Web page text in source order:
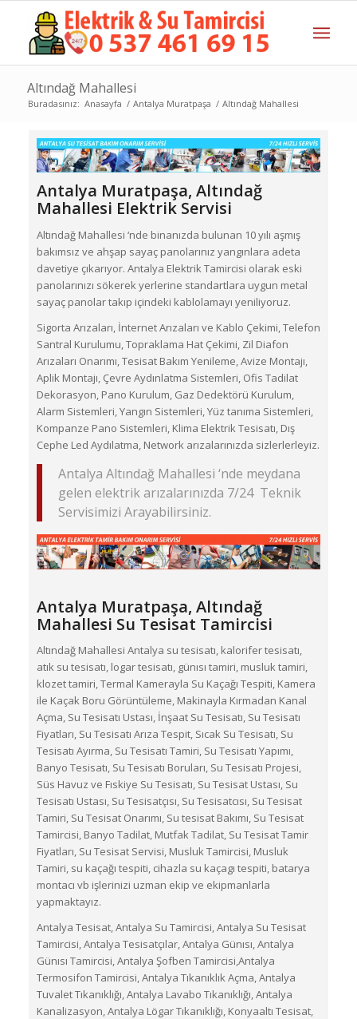
Altındağ Mahallesi
Buradasınız: Anasayfa / Antalya Muratpaşa / Altındağ Mahallesi
Antalya Muratpaşa, Altındağ
Mahallesi Elektrik Servisi
Altındağ Mahallesi ‘nde binanızda bulunan 10 yılı aşmış
bakımsız ve ahşap sayaç panolarınız yangınlara adeta
davetiye çıkarıyor. Antalya Elektrik Tamircisi olarak eski
panolarınızı sökerek yerlerine standartlara uygun metal
sayaç panolar takıp içindeki kablolamayı yeniliyoruz.
Sigorta Arızaları, İnternet Arızaları ve Kablo Çekimi, Telefon
Santral Kurulumu, Topraklama Hat Çekimi, Zil Diafon
Arızaları Onarımı, Tesisat Bakım Yenileme, Avize Montajı,
Aplik Montajı, Çevre Aydınlatma Sistemleri, Ofis Tadilat
Dekorasyon, Pano Kurulum, Gaz Dedektörü Kurulum,
Alarm Sistemleri, Yangın Sistemleri, Yüz tanıma Sistemleri,
Kompanze Pano Sistemleri, Klima Elektrik Tesisatı, Dış
Cephe Led Aydılatma, Network arızalarınızda sizlerlerleyiz.
Antalya Altındağ Mahallesi ‘nde meydana
gelen elektrik arızalarınızda 7/24 Teknik
Servisimizi Arayabilirsiniz.
Antalya Muratpaşa, Altındağ
Mahallesi Su Tesisat Tamircisi
Altındağ Mahallesi Antalya su tesisatı, kalorifer tesisatı,
atık su tesisatı, logar tesisatı, günısı tamiri, musluk tamiri,
klozet tamiri, Termal Kamerayla Su Kaçağı Tespiti, Kamera
ile Kaçak Boru Görüntüleme, Makinayla Kırmadan Kanal
Açma, Su Tesisatı Ustası, İnşaat Su Tesisatı, Su Tesisatı
Fiyatları, Su Tesisatı Arıza Tespit, Sıcak Su Tesisatı, Su
Tesisatı Ayırma, Su Tesisatı Tamiri, Su Tesisatı Yapımı,
Banyo Tesisatı, Su Tesisatı Boruları, Su Tesisatı Projesi,
Süs Havuz ve Fıskiye Su Tesisatı, Su Tesisat Ustası, Su
Tesisatı Ustası, Su Tesisatçısı, Su Tesisatcısı, Su Tesisat
Tamiri, Su Tesisat Onarımı, Su tesisat Bakımı, Su Tesisat
Tamircisi, Banyo Tadilat, Mutfak Tadilat, Su Tesisat Tamir
Fiyatları, Su Tesisat Servisi, Musluk Tamircisi, Musluk
Tamiri, su kaçağı tespiti, cihazla su kaçagı tespiti, batarya
montacı vb işlerinizi uzman ekip ve ekipmanlarla
yapmaktayız.
Antalya Tesisat, Antalya Su Tamircisi, Antalya Su Tesisat
Tamircisi, Antalya Tesisatçılar, Antalya Günısı, Antalya
Günısı Tamircisi, Antalya Şofben Tamircisi,Antalya
Termosifon Tamircisi, Antalya Tıkanıklık Açma, Antalya
Tuvalet Tıkanıklığı, Antalya Lavabo Tıkanıklığı, Antalya
Kanalizasyon, Antalya Lögar Tıkanıklığı, Konyaaltı Tesisat,